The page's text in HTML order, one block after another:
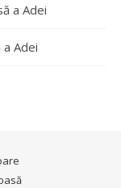
a Adei
Adei